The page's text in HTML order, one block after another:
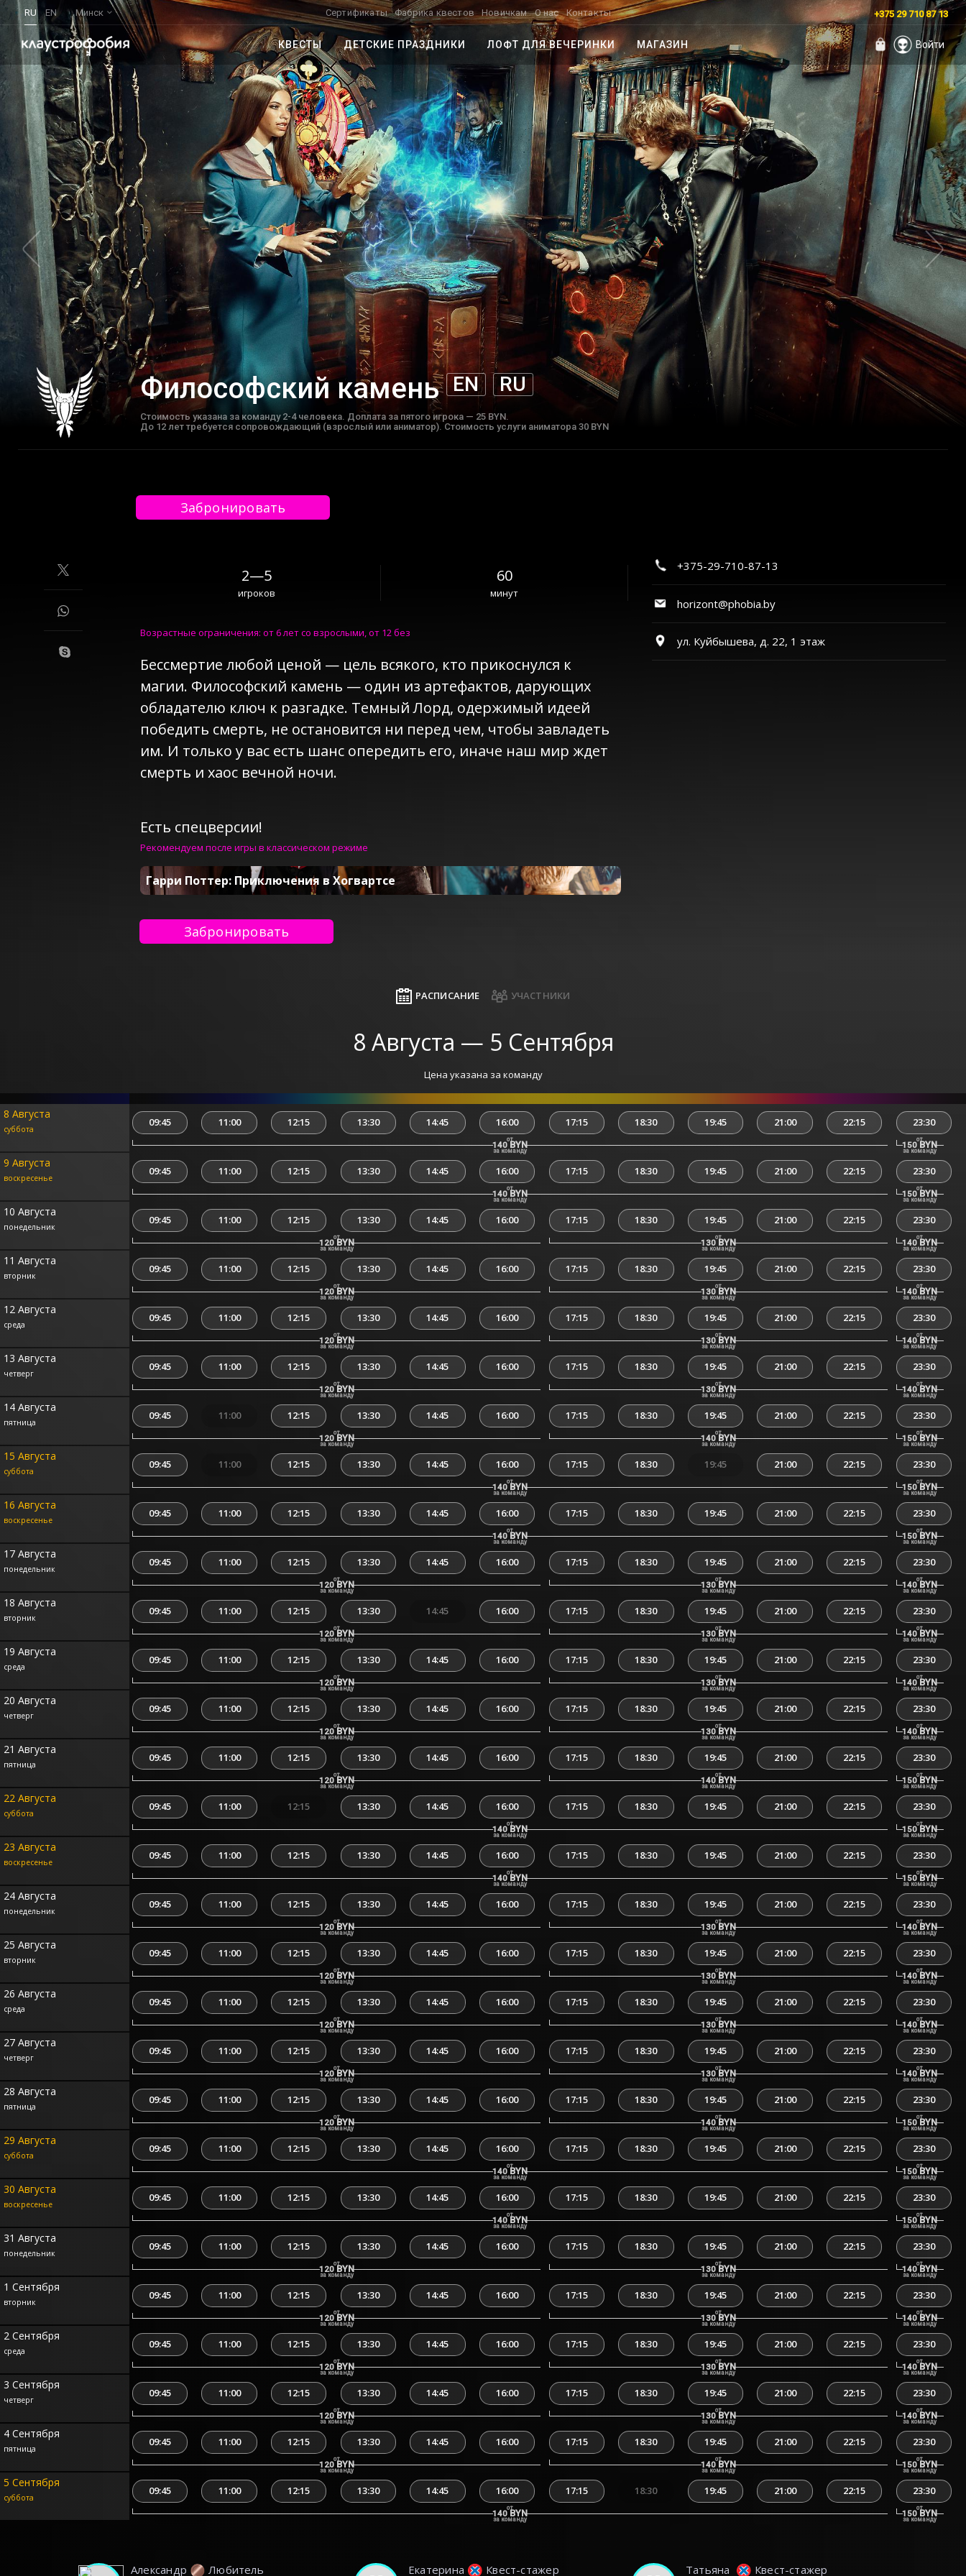
RU EN Минск Сертификаты Фабрика квестов Новичкам О нас Контакты +375 29 710 87 13
КВЕСТЫ ДЕТСКИЕ ПРАЗДНИКИ ЛОФТ ДЛЯ ВЕЧЕРИНКИ МАГАЗИН Войти
Философский камень EN RU
Cтоимость указана за команду 2-4 человека. Доплата за пятого игрока — 25 BYN.
До 12 лет требуется сопровождающий (взрослый или аниматор). Стоимость услуги аниматора 30 BYN
Забронировать
2—5
игроков
60
минут
Возрастные ограничения: от 6 лет со взрослыми, от 12 без
Бессмертие любой ценой — цель всякого, кто прикоснулся к
магии. Философский камень — один из артефактов, дарующих
обладателю ключ к разгадке. Темный Лорд, одержимый идеей
победить смерть, не остановится ни перед чем, чтобы завладеть
им. И только у вас есть шанс опередить его, иначе наш мир ждет
смерть и хаос вечной ночи.
Есть спецверсии!
Рекомендуем после игры в классическом режиме
Гарри Поттер: Приключения в Хогвартсе
Забронировать
+375-29-710-87-13
horizont@phobia.by
ул. Куйбышева, д. 22, 1 этаж
РАСПИСАНИЕ УЧАСТНИКИ
8 Августа — 5 Сентября
Цена указана за команду
8 Августа
суббота
9 Августа
воскресенье
10 Августа
понедельник
11 Августа
вторник
12 Августа
среда
13 Августа
четверг
14 Августа
пятница
15 Августа
суббота
16 Августа
воскресенье
17 Августа
понедельник
18 Августа
вторник
19 Августа
среда
20 Августа
четверг
21 Августа
пятница
22 Августа
суббота
23 Августа
воскресенье
24 Августа
понедельник
25 Августа
вторник
26 Августа
среда
27 Августа
четверг
28 Августа
пятница
29 Августа
суббота
30 Августа
воскресенье
31 Августа
понедельник
1 Сентября
вторник
2 Сентября
среда
3 Сентября
четверг
4 Сентября
пятница
5 Сентября
суббота
09:45 11:00 12:15 13:30 14:45 16:00 17:15 18:30 19:45 21:00 22:15 23:30
от
140 BYN
за команду
от
150 BYN
за команду
09:45 11:00 12:15 13:30 14:45 16:00 17:15 18:30 19:45 21:00 22:15 23:30
от
140 BYN
за команду
от
150 BYN
за команду
09:45 11:00 12:15 13:30 14:45 16:00 17:15 18:30 19:45 21:00 22:15 23:30
от
120BYN
за команду
от
130 BYN
за команду
от
140 BYN
за команду
09:45 11:00 12:15 13:30 14:45 16:00 17:15 18:30 19:45 21:00 22:15 23:30
от
120BYN
за команду
от
130 BYN
за команду
от
140 BYN
за команду
09:45 11:00 12:15 13:30 14:45 16:00 17:15 18:30 19:45 21:00 22:15 23:30
от
120BYN
за команду
от
130 BYN
за команду
от
140 BYN
за команду
09:45 11:00 12:15 13:30 14:45 16:00 17:15 18:30 19:45 21:00 22:15 23:30
от
120BYN
за команду
от
130 BYN
за команду
от
140 BYN
за команду
09:45 11:00 12:15 13:30 14:45 16:00 17:15 18:30 19:45 21:00 22:15 23:30
от
120BYN
за команду
от
140 BYN
за команду
от
150 BYN
за команду
09:45 11:00 12:15 13:30 14:45 16:00 17:15 18:30 19:45 21:00 22:15 23:30
от
140 BYN
за команду
от
150 BYN
за команду
09:45 11:00 12:15 13:30 14:45 16:00 17:15 18:30 19:45 21:00 22:15 23:30
от
140 BYN
за команду
от
150 BYN
за команду
09:45 11:00 12:15 13:30 14:45 16:00 17:15 18:30 19:45 21:00 22:15 23:30
от
120BYN
за команду
от
130 BYN
за команду
от
140 BYN
за команду
09:45 11:00 12:15 13:30 14:45 16:00 17:15 18:30 19:45 21:00 22:15 23:30
от
120BYN
за команду
от
130 BYN
за команду
от
140 BYN
за команду
09:45 11:00 12:15 13:30 14:45 16:00 17:15 18:30 19:45 21:00 22:15 23:30
от
120BYN
за команду
от
130 BYN
за команду
от
140 BYN
за команду
09:45 11:00 12:15 13:30 14:45 16:00 17:15 18:30 19:45 21:00 22:15 23:30
от
120BYN
за команду
от
130 BYN
за команду
от
140 BYN
за команду
09:45 11:00 12:15 13:30 14:45 16:00 17:15 18:30 19:45 21:00 22:15 23:30
от
120BYN
за команду
от
140 BYN
за команду
от
150 BYN
за команду
09:45 11:00 12:15 13:30 14:45 16:00 17:15 18:30 19:45 21:00 22:15 23:30
от
140 BYN
за команду
от
150 BYN
за команду
09:45 11:00 12:15 13:30 14:45 16:00 17:15 18:30 19:45 21:00 22:15 23:30
от
140 BYN
за команду
от
150 BYN
за команду
09:45 11:00 12:15 13:30 14:45 16:00 17:15 18:30 19:45 21:00 22:15 23:30
от
120BYN
за команду
от
130 BYN
за команду
от
140 BYN
за команду
09:45 11:00 12:15 13:30 14:45 16:00 17:15 18:30 19:45 21:00 22:15 23:30
от
120BYN
за команду
от
130 BYN
за команду
от
140 BYN
за команду
09:45 11:00 12:15 13:30 14:45 16:00 17:15 18:30 19:45 21:00 22:15 23:30
от
120BYN
за команду
от
130 BYN
за команду
от
140 BYN
за команду
09:45 11:00 12:15 13:30 14:45 16:00 17:15 18:30 19:45 21:00 22:15 23:30
от
120BYN
за команду
от
130 BYN
за команду
от
140 BYN
за команду
09:45 11:00 12:15 13:30 14:45 16:00 17:15 18:30 19:45 21:00 22:15 23:30
от
120BYN
за команду
от
140 BYN
за команду
от
150 BYN
за команду
09:45 11:00 12:15 13:30 14:45 16:00 17:15 18:30 19:45 21:00 22:15 23:30
от
140 BYN
за команду
от
150 BYN
за команду
09:45 11:00 12:15 13:30 14:45 16:00 17:15 18:30 19:45 21:00 22:15 23:30
от
140 BYN
за команду
от
150 BYN
за команду
09:45 11:00 12:15 13:30 14:45 16:00 17:15 18:30 19:45 21:00 22:15 23:30
от
120BYN
за команду
от
130 BYN
за команду
от
140 BYN
за команду
09:45 11:00 12:15 13:30 14:45 16:00 17:15 18:30 19:45 21:00 22:15 23:30
от
120BYN
за команду
от
130 BYN
за команду
от
140 BYN
за команду
09:45 11:00 12:15 13:30 14:45 16:00 17:15 18:30 19:45 21:00 22:15 23:30
от
120BYN
за команду
от
130 BYN
за команду
от
140 BYN
за команду
09:45 11:00 12:15 13:30 14:45 16:00 17:15 18:30 19:45 21:00 22:15 23:30
от
120BYN
за команду
от
130 BYN
за команду
от
140 BYN
за команду
09:45 11:00 12:15 13:30 14:45 16:00 17:15 18:30 19:45 21:00 22:15 23:30
от
120BYN
за команду
от
140 BYN
за команду
от
150 BYN
за команду
09:45 11:00 12:15 13:30 14:45 16:00 17:15 18:30 19:45 21:00 22:15 23:30
от
140 BYN
за команду
от
150 BYN
за команду
Александр Любитель Екатерина Квест-стажер Татьяна Квест-стажер